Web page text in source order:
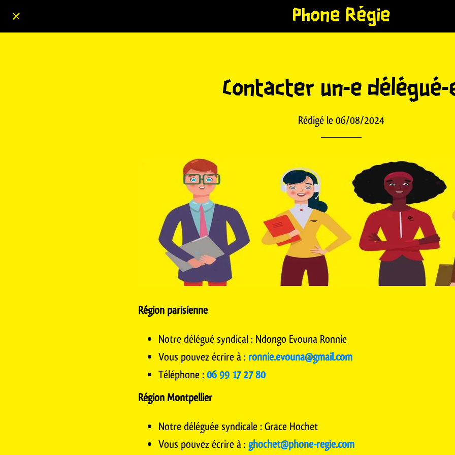
Phone Régie
Contacter un-e délégué-
Rédigé le 06/08/2024
Région parisienne
Notre délégué syndical : Ndongo Evouna Ronnie
Vous pouvez écrire à : ronnie.evouna@gmail.com
Téléphone :06 99 17 27 80
Région Montpellier
Notre déléguée syndicale : Grace Hochet
Vous pouvez écrire à :ghochet@phone-regie.com